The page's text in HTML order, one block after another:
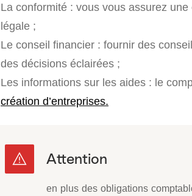
La conformité : vous vous assurez
légale ;
Le conseil financier : fournir des
des décisions éclairées ;
Les informations sur les aides : le
création d’entreprises.
en plus des obligations